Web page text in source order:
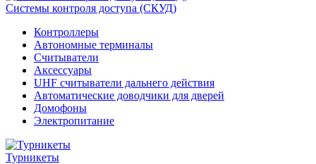
Системы контроля доступа (СКУД)
Контроллеры
Автономные терминалы
Считыватели
Аксессуары
UHF считыватели дальнего действия
Автоматические доводчики для дверей
Домофоны
Электропитание
Турникеты